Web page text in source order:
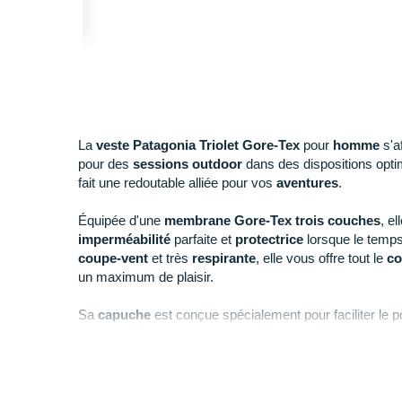
La veste Patagonia Triolet Gore-Tex pour homme
pour des sessions outdoor dans des dispositions
fait une redoutable alliée pour vos aventures.
Équipée d'une membrane Gore-Tex trois couches,
imperméabilité parfaite et protectrice lorsque le
coupe-vent et très respirante, elle vous offre tout le
un maximum de plaisir.
Sa capuche est conçue spécialement pour faciliter le